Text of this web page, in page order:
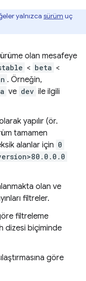
yalnızca sürüm uç
olan mesafeye
< beta <
. Örneğin,
ve dev ile ilgili
yapılır (ör.
tamamen
alanlar için 0
olan ve
filtreler.
filtreleme
dizesi biçiminde
göre